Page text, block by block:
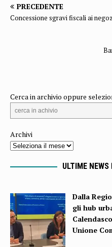
PRECEDENTE
Concessione sgravi fiscali ai
Cerca in archivio oppure
Archivi
ULTIME
Dalla
gli hub
Unione